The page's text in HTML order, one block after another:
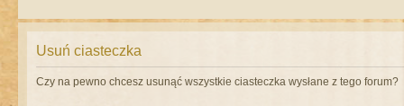
Usuń ciasteczka
Czy na pewno chcesz usunąć wszystkie ciasteczka wysłane z tego forum?